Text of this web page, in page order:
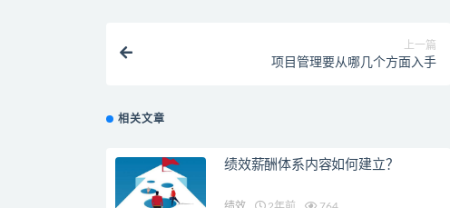
上一篇
项目管理要从哪几个方面入手
相关文章
绩效薪酬体系内容如何建立？